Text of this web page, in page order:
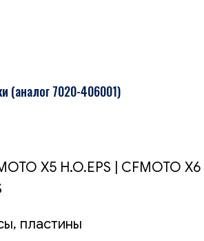
(аналог 7020-406001)
X5 H.O.EPS | CFMOTO X6
пластины